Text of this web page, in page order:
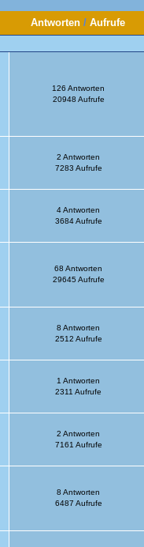
Antworten /Aufrufe
126 Antworten
20948 Aufrufe
2 Antworten
7283 Aufrufe
4 Antworten
3684 Aufrufe
68 Antworten
29645 Aufrufe
8 Antworten
2512 Aufrufe
1 Antworten
2311 Aufrufe
2 Antworten
7161 Aufrufe
8 Antworten
6487 Aufrufe